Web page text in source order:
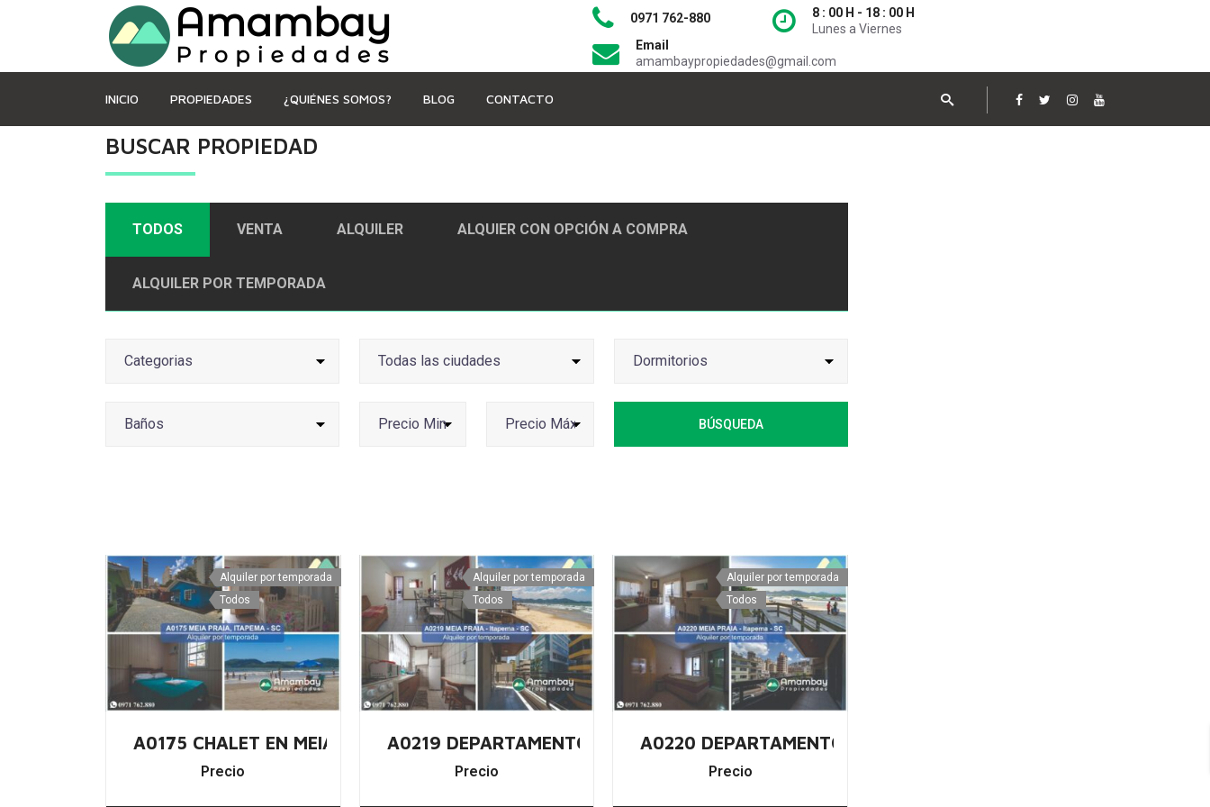
0971 762-880
8 : 00 H - 18 : 00 H
Lunes a Viernes
Email
amambaypropiedades@gmail.com
INICIO PROPIEDADES ¿QUIÉNES SOMOS? BLOG CONTACTO
BUSCAR PROPIEDAD
TODOS VENTA ALQUILER ALQUIER CON OPCIÓN A COMPRA
ALQUILER POR TEMPORADA
BÚSQUEDA
Alquiler por temporada
Todos
A0175 CHALET EN MEIA PRAIA, ITAPEMA – ALQUILER POR TEMPORADA
Precio
Alquiler por temporada
Todos
A0219 DEPARTAMENTO EN MEIA PRAIA, ITAPEMA – ALQUILER POR TEMPORADA
Precio
Alquiler por temporada
Todos
A0220 DEPARTAMENTO EN MEIA PRAIA, ITAPEMA – ALQUILER
Precio